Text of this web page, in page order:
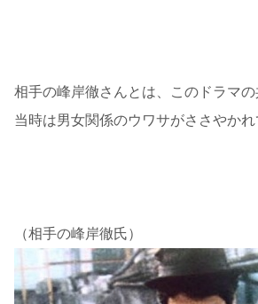
相手の峰岸徹さんとは、このドラマの
当時は男女関係のウワサがささやかれ
（相手の峰岸徹氏）